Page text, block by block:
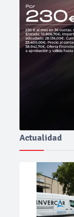
Actualidad